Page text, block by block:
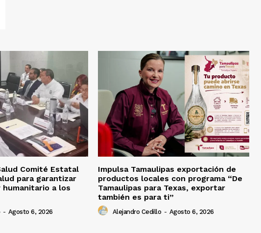
Comité Estatal
para garantizar
a los
- Agosto 6, 2026
Impulsa Tamaulipas exportación de
productos locales con programa “De
Tamaulipas para Texas, exportar
también es para ti”
Alejandro Cedillo - Agosto 6, 2026